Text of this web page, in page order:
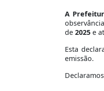
A
de 2025 e
Esta
emissão.